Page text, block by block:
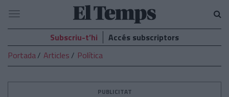
El
Temps
Navegació
Subscriu-t’hi
Accés subscriptors
Portada
Articles Política
PUBLICITAT